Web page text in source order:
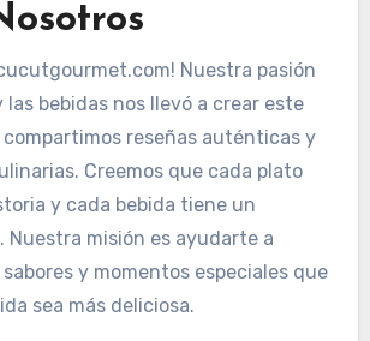
Nuestra pasión
las bebidas nos llevó a crear este
compartimos reseñas auténticas y
Creemos que cada plato
y cada bebida tiene un
Nuestra misión es ayudarte a
y momentos especiales que
sea más deliciosa.